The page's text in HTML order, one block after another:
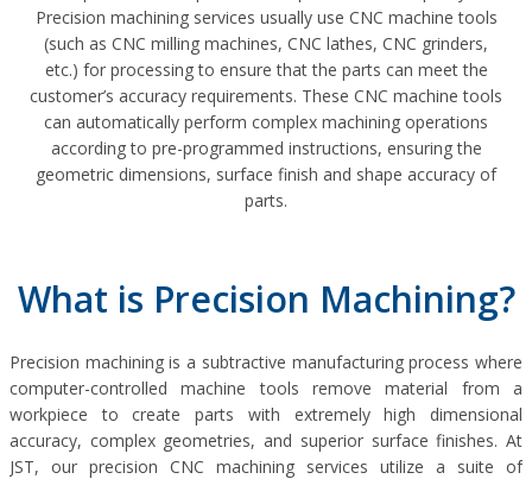
Precision machining services usually use CNC machine tools
(such as CNC milling machines, CNC lathes, CNC grinders,
etc.) for processing to ensure that the parts can meet the
customer’s accuracy requirements. These CNC machine tools
can automatically perform complex machining operations
according to pre-programmed instructions, ensuring the
geometric dimensions, surface finish and shape accuracy of
parts.
What is Precision Machining?
Precision machining is a subtractive manufacturing process where
computer-controlled machine tools remove material from a
workpiece to create parts with extremely high dimensional
accuracy, complex geometries, and superior surface finishes. At
JST, our precision CNC machining services utilize a suite of